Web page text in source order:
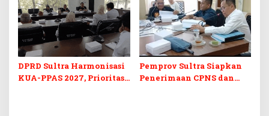
DPRD Sultra Harmonisasi
KUA-PPAS 2027, Prioritas
Pemprov Sultra Siapkan
Penerimaan CPNS dan